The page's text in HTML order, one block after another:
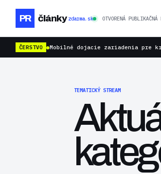
PR články zdarma.sk OTVORENÁ PUBLIKAČNÁ
ČERSTVO ●Mobilné dojacie zariadenia pre
TEMATICKÝ STREAM